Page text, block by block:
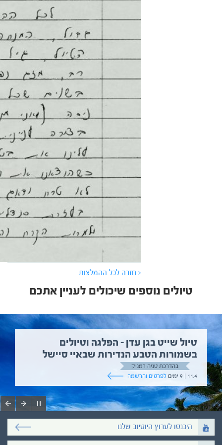
< חזרה לכל ההמלצות
טיולים נוספים שיכולים לעניין אתכם
טיול שייט בגן עדן – הפלגה וטיולים
בשמורות הטבע הנדירות שבאיי סיישל
בהדרכת טניה רמניק
11.4 | 9 ימים
לפרטים והרשמה
היכנסו לערוץ היוטיוב שלנו